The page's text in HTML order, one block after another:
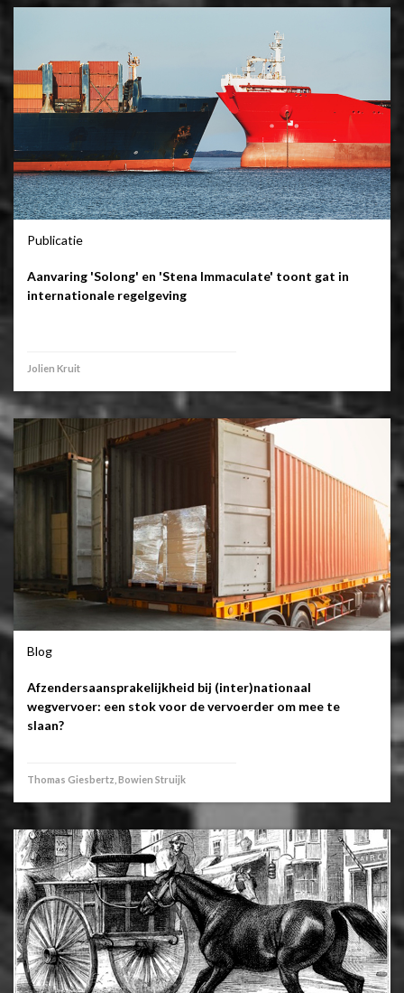
Publicatie
Aanvaring 'Solong' en 'Stena Immaculate' toont gat in
internationale regelgeving
Jolien Kruit
Blog
Afzendersaansprakelijkheid bij (inter)nationaal
wegvervoer: een stok voor de vervoerder om mee te
slaan?
Thomas Giesbertz, Bowien Struijk